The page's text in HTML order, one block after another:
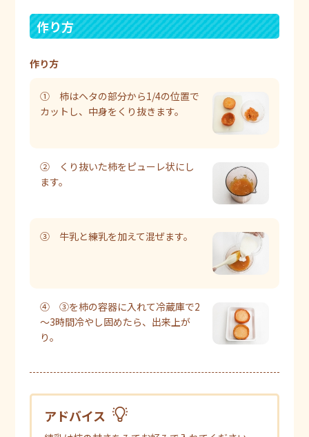
作り方
作り方
① 柿はヘタの部分から1/4の位置で
カットし、中身をくり抜きます。
② くり抜いた柿をピューレ状にし
ます。
③ 牛乳と練乳を加えて混ぜます。
④ ③を柿の容器に入れて冷蔵庫で2
～3時間冷やし固めたら、出来上が
り。
アドバイス